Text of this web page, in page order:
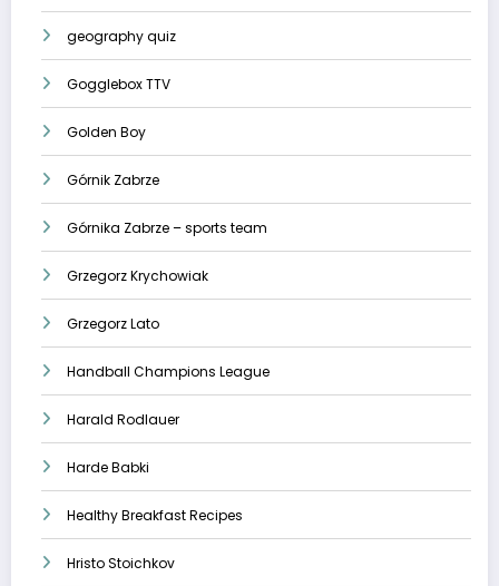
geography quiz
Gogglebox TTV
Golden Boy
Górnik Zabrze
Górnika Zabrze – sports team
Grzegorz Krychowiak
Grzegorz Lato
Handball Champions League
Harald Rodlauer
Harde Babki
Healthy Breakfast Recipes
Hristo Stoichkov